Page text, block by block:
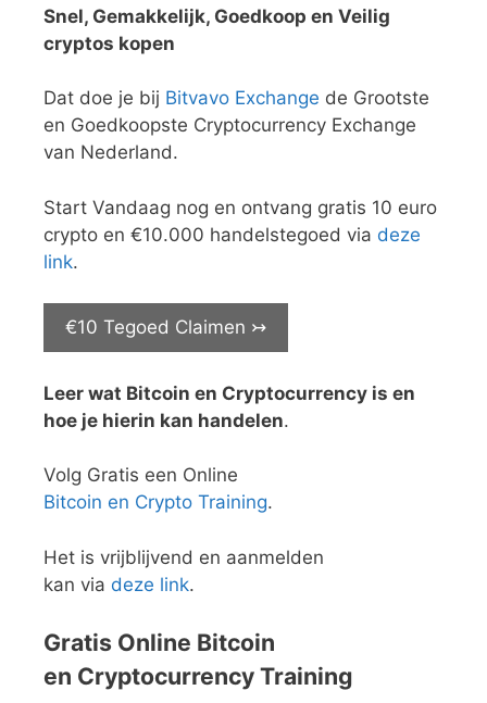
Snel, Gemakkelijk, Goedkoop en Veilig
cryptos kopen
Dat doe je bij Bitvavo Exchange de Grootste
en Goedkoopste Cryptocurrency Exchange
van Nederland.
Start Vandaag nog en ontvang gratis 10 euro
crypto en €10.000 handelstegoed via deze
link.
€10 Tegoed Claimen ↣
Leer wat Bitcoin en Cryptocurrency is en
hoe je hierin kan handelen.
Volg Gratis een Online
Bitcoin en Crypto Training.
Het is vrijblijvend en aanmelden
kan via deze link.
Gratis Online Bitcoin
en Cryptocurrency Training